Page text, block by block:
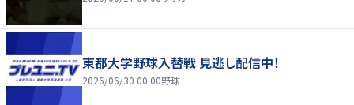
東都大学野球入替戦 見逃し配信中！
2026/06/30 00:00野球